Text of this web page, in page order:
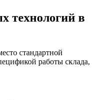
технологий в
стандартной
работы склада,